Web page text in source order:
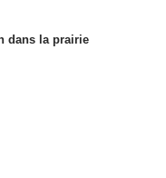
dans la prairie